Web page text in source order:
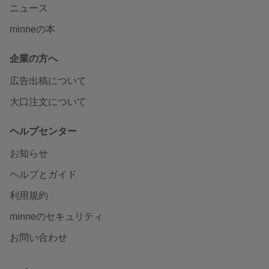
ニュース
minneの本
企業の方へ
広告出稿について
大口注文について
ヘルプセンター
お知らせ
ヘルプとガイド
利用規約
minneのセキュリティ
お問い合わせ